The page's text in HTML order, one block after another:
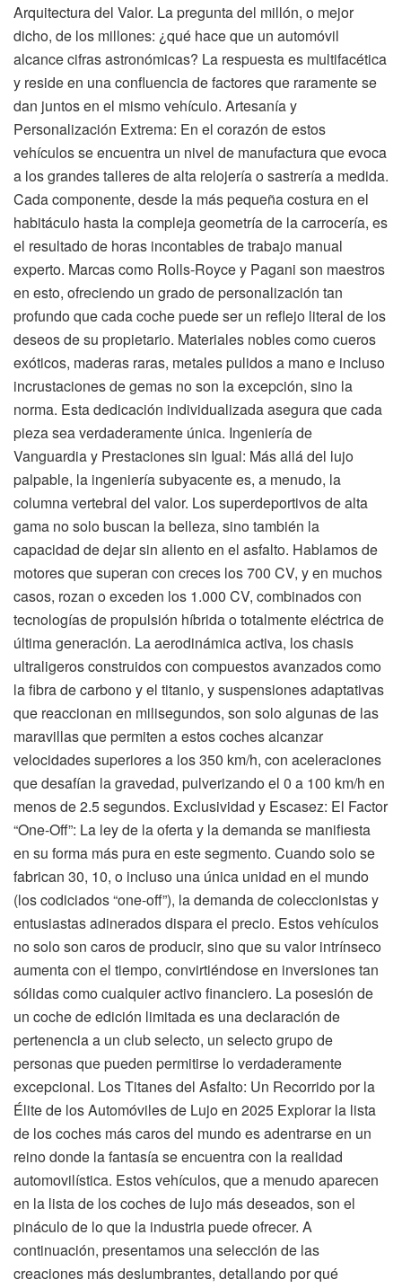
Arquitectura del Valor. La pregunta del millón, o mejor
dicho, de los millones: ¿qué hace que un automóvil
alcance cifras astronómicas? La respuesta es multifacética
y reside en una confluencia de factores que raramente se
dan juntos en el mismo vehículo. Artesanía y
Personalización Extrema: En el corazón de estos
vehículos se encuentra un nivel de manufactura que evoca
a los grandes talleres de alta relojería o sastrería a medida.
Cada componente, desde la más pequeña costura en el
habitáculo hasta la compleja geometría de la carrocería, es
el resultado de horas incontables de trabajo manual
experto. Marcas como Rolls-Royce y Pagani son maestros
en esto, ofreciendo un grado de personalización tan
profundo que cada coche puede ser un reflejo literal de los
deseos de su propietario. Materiales nobles como cueros
exóticos, maderas raras, metales pulidos a mano e incluso
incrustaciones de gemas no son la excepción, sino la
norma. Esta dedicación individualizada asegura que cada
pieza sea verdaderamente única. Ingeniería de
Vanguardia y Prestaciones sin Igual: Más allá del lujo
palpable, la ingeniería subyacente es, a menudo, la
columna vertebral del valor. Los superdeportivos de alta
gama no solo buscan la belleza, sino también la
capacidad de dejar sin aliento en el asfalto. Hablamos de
motores que superan con creces los 700 CV, y en muchos
casos, rozan o exceden los 1.000 CV, combinados con
tecnologías de propulsión híbrida o totalmente eléctrica de
última generación. La aerodinámica activa, los chasis
ultraligeros construidos con compuestos avanzados como
la fibra de carbono y el titanio, y suspensiones adaptativas
que reaccionan en milisegundos, son solo algunas de las
maravillas que permiten a estos coches alcanzar
velocidades superiores a los 350 km/h, con aceleraciones
que desafían la gravedad, pulverizando el 0 a 100 km/h en
menos de 2.5 segundos. Exclusividad y Escasez: El Factor
“One-Off”: La ley de la oferta y la demanda se manifiesta
en su forma más pura en este segmento. Cuando solo se
fabrican 30, 10, o incluso una única unidad en el mundo
(los codiciados “one-off”), la demanda de coleccionistas y
entusiastas adinerados dispara el precio. Estos vehículos
no solo son caros de producir, sino que su valor intrínseco
aumenta con el tiempo, convirtiéndose en inversiones tan
sólidas como cualquier activo financiero. La posesión de
un coche de edición limitada es una declaración de
pertenencia a un club selecto, un selecto grupo de
personas que pueden permitirse lo verdaderamente
excepcional. Los Titanes del Asfalto: Un Recorrido por la
Élite de los Automóviles de Lujo en 2025 Explorar la lista
de los coches más caros del mundo es adentrarse en un
reino donde la fantasía se encuentra con la realidad
automovilística. Estos vehículos, que a menudo aparecen
en la lista de los coches de lujo más deseados, son el
pináculo de lo que la industria puede ofrecer. A
continuación, presentamos una selección de las
creaciones más deslumbrantes, detallando por qué